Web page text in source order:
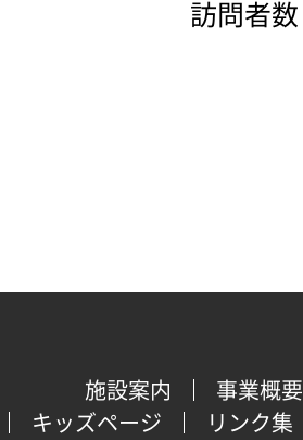
訪問者
施設案内
事業概要
キッズページ
リンク集